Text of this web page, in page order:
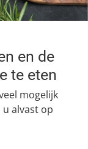
en de
te eten
mogelijk
alvast op